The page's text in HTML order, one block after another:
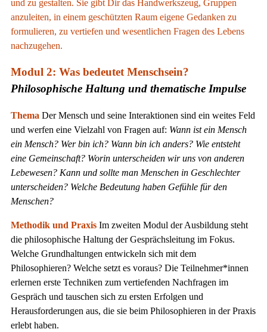
und zu gestalten. Sie gibt Dir das Handwerkszeug, Gruppen
anzuleiten, in einem geschützten Raum eigene Gedanken zu
formulieren, zu vertiefen und wesentlichen Fragen des Lebens
nachzugehen.
Modul 2: Was bedeutet Menschsein?
Philosophische Haltung und thematische Impulse
Thema Der Mensch und seine Interaktionen sind ein weites Feld
und werfen eine Vielzahl von Fragen auf: Wann ist ein Mensch
ein Mensch? Wer bin ich? Wann bin ich anders? Wie entsteht
eine Gemeinschaft? Worin unterscheiden wir uns von anderen
Lebewesen? Kann und sollte man Menschen in Geschlechter
unterscheiden? Welche Bedeutung haben Gefühle für den
Menschen?
Methodik und Praxis Im zweiten Modul der Ausbildung steht
die philosophische Haltung der Gesprächsleitung im Fokus.
Welche Grundhaltungen entwickeln sich mit dem
Philosophieren? Welche setzt es voraus? Die Teilnehmer*innen
erlernen erste Techniken zum vertiefenden Nachfragen im
Gespräch und tauschen sich zu ersten Erfolgen und
Herausforderungen aus, die sie beim Philosophieren in der Praxis
erlebt haben.